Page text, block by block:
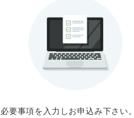
必要事項を入力しお申込み下さい